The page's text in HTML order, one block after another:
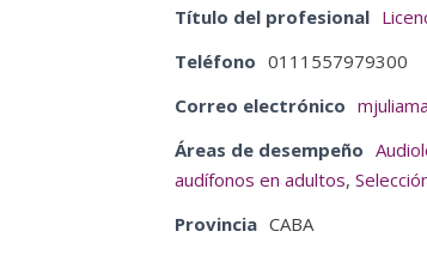
Título del profesional
Teléfono 0111557979300
Correo electrónico
Áreas de desempeño
audífonos en adultos,
Provincia CABA